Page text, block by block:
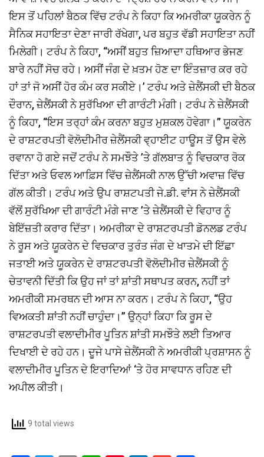
ਇਸ ਤੋਂ ਪਹਿਲਾਂ ਬੈਠਕ ਵਿੱਚ ਟਰੰਪ ਨੇ ਕਿਹਾ ਕਿ ਅਮਰੀਕਾ ਯੂਕਰੇਨ ਨੂੰ
ਸੈਨਿਕ ਸਹਾਇਤਾ ਦੇਣਾ ਜਾਰੀ ਰੱਖੇਗਾ, ਪਰ ਬਹੁਤ ਵੱਡੀ ਸਹਾਇਤਾ ਨਹੀਂ
ਮਿਲੇਗੀ। ਟਰੰਪ ਨੇ ਕਿਹਾ, ‘‘ਅਸੀਂ ਬਹੁਤ ਜ਼ਿਆਦਾ ਹਥਿਆਰ ਭੇਜਣ
ਬਾਰੇ ਨਹੀਂ ਸੋਚ ਰਹੇ। ਅਸੀਂ ਜੰਗ ਦੇ ਖ਼ਤਮ ਹੋਣ ਦਾ ਇੰਤਜ਼ਾਰ ਕਰ ਰਹੇ
ਹਾਂ ਤਾਂ ਜੋ ਅਸੀਂ ਹੋਰ ਕੰਮ ਕਰ ਸਕੀਏ।’ ਟਰੰਪ ਅਤੇ ਜ਼ੇਲੈਂਸਕੀ ਦੀ ਬੈਠਕ
ਦੌਰਾਨ, ਜ਼ੇਲੈਂਸਕੀ ਨੇ ਸੁਰੱਖਿਆ ਦੀ ਗਾਰੰਟੀ ਮੰਗੀ। ਟਰੰਪ ਨੇ ਜ਼ੇਲੈਂਸਕੀ
ਨੂੰ ਕਿਹਾ, ‘‘ਇਸ ਤਰ੍ਹਾਂ ਕੰਮ ਕਰਨਾ ਬਹੁਤ ਮੁਸ਼ਕਲ ਹੋਵੇਗਾ।’’ ਯੂਕਰੇਨ
ਦੇ ਰਾਸ਼ਟਰਪਤੀ ਵੋਲੋਦੀਮੀਰ ਜ਼ੇਲੈਂਸਕੀ ਵ੍ਹਾਈਟ ਹਾਊਸ ਤੋਂ ਉਸ ਵੇਲੇ
ਰਵਾਨਾ ਹੋ ਗਏ ਜਦੋਂ ਟਰੰਪ ਨੇ ਸਮਝੌਤੇ ’ਤੇ ਗੱਲਬਾਤ ਨੂੰ ਵਿਚਕਾਰ ਰੋਕ
ਦਿੱਤਾ ਅਤੇ ਓਵਲ ਆਫ਼ਿਸ ਵਿੱਚ ਜ਼ੇਲੈਂਸਕੀ ਨਾਲ ਉੱਚੀ ਅਵਾਜ਼ ਵਿੱਚ
ਗੱਲ ਕੀਤੀ। ਟਰੰਪ ਅਤੇ ਉਪ ਰਾਸ਼ਟਪਤੀ ਜੇ.ਡੀ. ਵਾਂਸ ਨੇ ਜ਼ੇਲੈਂਸਕੀ
ਵੱਲੋਂ ਸੁਰੱਖਿਆ ਦੀ ਗਾਰੰਟੀ ਮੰਗੇ ਜਾਣ ’ਤੇ ਜ਼ੇਲੈਂਸਕੀ ਦੇ ਵਿਹਾਰ ਨੂੰ
ਬੇਇੱਜ਼ਤੀ ਕਰਾਰ ਦਿੱਤਾ। ਅਮਰੀਕਾ ਦੇ ਰਾਸ਼ਟਰਪਤੀ ਡੋਨਲਡ ਟਰੰਪ
ਨੇ ਰੂਸ ਅਤੇ ਯੂਕਰੇਨ ਦੇ ਵਿਚਕਾਰ ਤੁਰੰਤ ਜੰਗ ਦੇ ਖਾਤਮੇ ਦੀ ਇੱਛਾ
ਜਤਾਈ ਅਤੇ ਯੂਕਰੇਨ ਦੇ ਰਾਸ਼ਟਰਪਤੀ ਵੋਲੋਦੀਮੀਰ ਜ਼ੇਲੈਂਸਕੀ ਨੂੰ
ਚੇਤਾਵਨੀ ਦਿੱਤੀ ਕਿ ਉਹ ਜਾਂ ਤਾਂ ਸ਼ਾਂਤੀ ਸਥਾਪਤ ਕਰਨ, ਨਹੀਂ ਤਾਂ
ਅਮਰੀਕੀ ਸਮਰਥਨ ਦੀ ਆਸ ਨਾ ਕਰਨ। ਟਰੰਪ ਨੇ ਕਿਹਾ, “ਉਹ
ਵਿਅਕਤੀ ਸ਼ਾਂਤੀ ਨਹੀਂ ਚਾਹੁੰਦਾ।” ਉਨ੍ਹਾਂ ਕਿਹਾ ਕਿ ਰੂਸ ਦੇ
ਰਾਸ਼ਟਰਪਤੀ ਵਲਾਦੀਮੀਰ ਪੂਤਿਨ ਸ਼ਾਂਤੀ ਸਮਝੌਤੇ ਲਈ ਤਿਆਰ
ਦਿਖਾਈ ਦੇ ਰਹੇ ਹਨ। ਦੂਜੇ ਪਾਸੇ ਜ਼ੇਲੈਂਸਕੀ ਨੇ ਅਮਰੀਕੀ ਪ੍ਰਸ਼ਾਸਨ ਨੂੰ
ਵਲਾਦੀਮੀਰ ਪੂਤਿਨ ਦੇ ਇਰਾਦਿਆਂ ‘ਤੇ ਹੋਰ ਸਾਵਧਾਨ ਰਹਿਣ ਦੀ
ਅਪੀਲ ਕੀਤੀ।
9 total views